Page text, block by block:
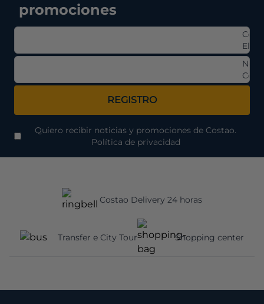
promociones
REGISTRO
Quiero recibir noticias y promociones de Costao.
Política de privacidad
Costao Delivery 24 horas
Transfer e City Tour Shopping center